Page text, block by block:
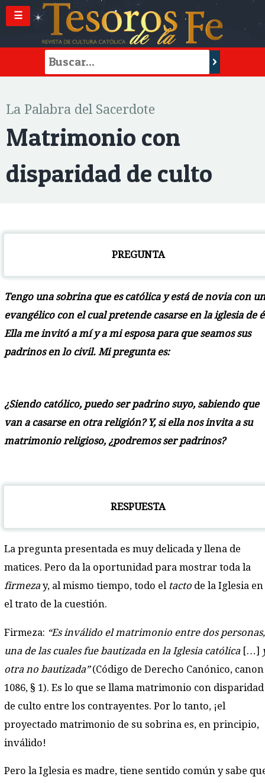
☰
La Palabra del Sacerdote
Matrimonio con
disparidad de culto
PREGUNTA
Tengo una sobrina que es católica y está de novia con un
evangélico con el cual pretende casarse en la iglesia de
Ella me invitó a mí y a mi esposa para que seamos sus
padrinos en lo civil. Mi pregunta es:
¿Siendo católico, puedo ser padrino suyo, sabiendo que
van a casarse en otra religión? Y, si ella nos invita a su
matrimonio religioso, ¿podremos ser padrinos?
RESPUESTA
La pregunta presentada es muy delicada y llena de
matices. Pero da la oportunidad para mostrar toda la
firmezay, al mismo tiempo, todo el tacto de la Iglesia en
el trato de la cuestión.
Firmeza: “Es inválido el matrimonio entre dos personas,
una de las cuales fue bautizada en la Iglesia católica[…]
otra no bautizada”(Código de Derecho Canónico, canon
1086, § 1). Es lo que se llama matrimonio con disparidad
de culto entre los contrayentes. Por lo tanto, ¡el
proyectado matrimonio de su sobrina es, en principio,
inválido!
Pero la Iglesia es madre, tiene sentido común y sabe